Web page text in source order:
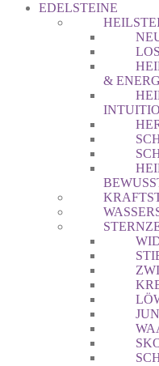
EDELSTEINE
&